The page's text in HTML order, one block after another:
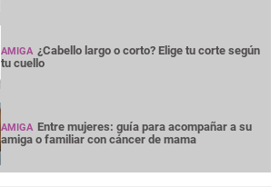
AMIGA ¿Cabello largo o corto? Elige tu corte según
tu cuello
AMIGA Entre mujeres: guía para acompañar a su
amiga o familiar con cáncer de mama